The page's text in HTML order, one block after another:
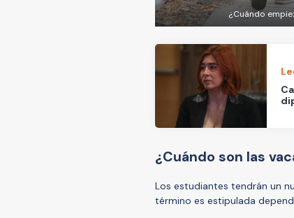
¿Cuándo
¿Cuándo son las
Los estudiantes tendrán un
término es estipulada